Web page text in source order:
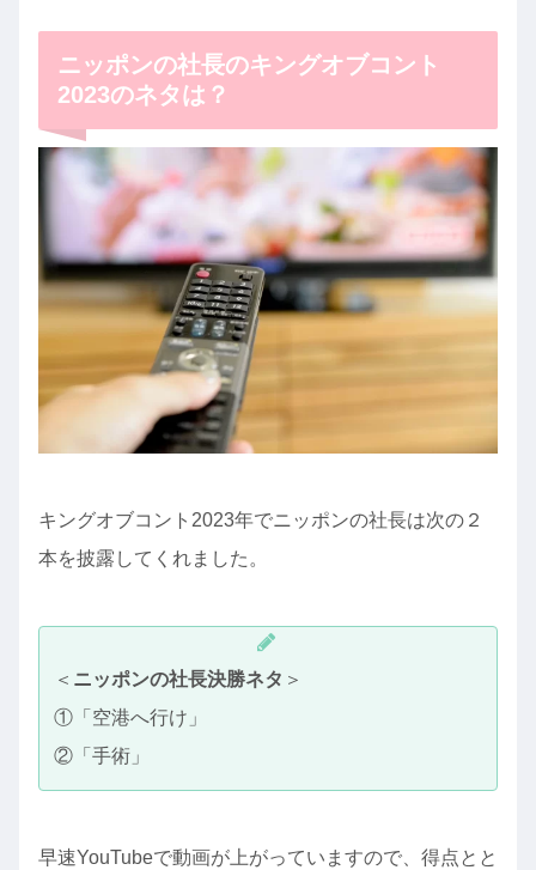
ニッポンの社長のキングオブコント
2023のネタは？
キングオブコント2023年でニッポンの社長は次の２
本を披露してくれました。
＜ ニッポンの社長決勝ネタ ＞
①「空港へ行け」
②「手術」
早速YouTubeで動画が上がっていますので、得点とと